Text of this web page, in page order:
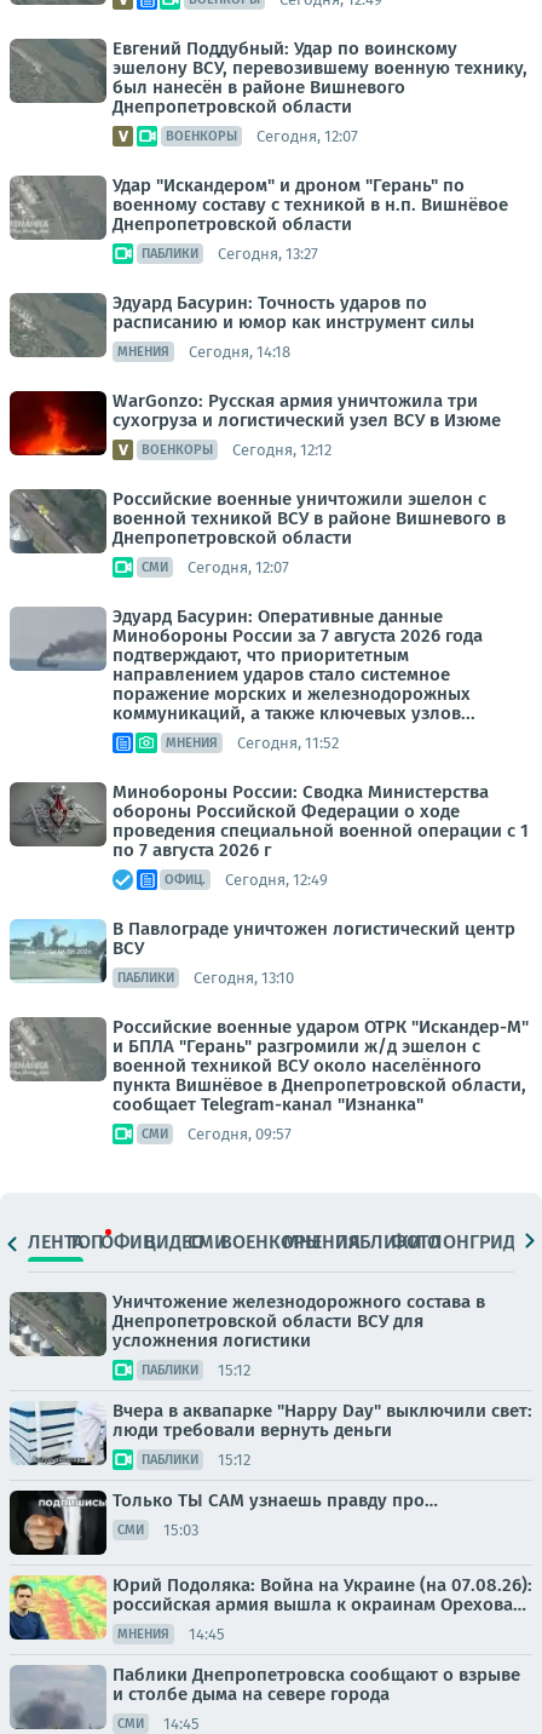
Евгений Поддубный: Удар по воинскому
эшелону ВСУ, перевозившему военную технику,
был нанесён в районе Вишневого
Днепропетровской области
ВОЕНКОРЫ Сегодня, 12:07
Удар "Искандером" и дроном "Герань" по
военному составу с техникой в н.п. Вишнёвое
Днепропетровской области
ПАБЛИКИ Сегодня, 13:27
Эдуард Басурин: Точность ударов по
расписанию и юмор как инструмент силы
МНЕНИЯ Сегодня, 14:18
WarGonzo: Русская армия уничтожила три
сухогруза и логистический узел ВСУ в Изюме
ВОЕНКОРЫ Сегодня, 12:12
Российские военные уничтожили эшелон с
военной техникой ВСУ в районе Вишневого в
Днепропетровской области
СМИ Сегодня, 12:07
Эдуард Басурин: Оперативные данные
Минобороны России за 7 августа 2026 года
подтверждают, что приоритетным
направлением ударов стало системное
поражение морских и железнодорожных
коммуникаций, а также ключевых узлов...
МНЕНИЯ Сегодня, 11:52
Минобороны России: Сводка Министерства
обороны Российской Федерации о ходе
проведения специальной военной операции с 1
по 7 августа 2026 г
ОФИЦ. Сегодня, 12:49
В Павлограде уничтожен логистический центр
ВСУ
ПАБЛИКИ Сегодня, 13:10
Российские военные ударом ОТРК "Искандер-М"
и БПЛА "Герань" разгромили ж/д эшелон с
военной техникой ВСУ около населённого
пункта Вишнёвое в Днепропетровской области,
сообщает Telegram-канал "Изнанка"
СМИ Сегодня, 09:57
ЛЕНТАТОПОФИЦ.ВИДЕОСМИВОЕНКОРЫМНЕНИЯПАБЛИКИ
ФОТОЛОНГРИДЫ
Уничтожение железнодорожного состава в
Днепропетровской области ВСУ для
усложнения логистики
ПАБЛИКИ 15:12
Вчера в аквапарке "Happy Day" выключили свет:
люди требовали вернуть деньги
ПАБЛИКИ 15:12
Только ТЫ САМ узнаешь правду про…
СМИ 15:03
Юрий Подоляка: Война на Украине (на 07.08.26):
российская армия вышла к окраинам Орехова…
МНЕНИЯ 14:45
Паблики Днепропетровска сообщают о взрыве
и столбе дыма на севере города
СМИ 14:45